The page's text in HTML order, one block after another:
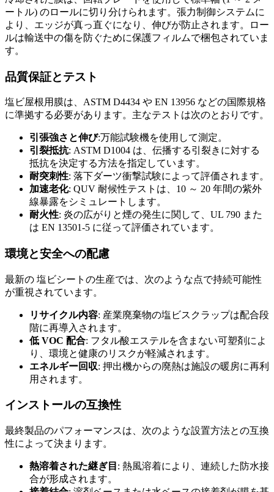
ートル) のロールに切り分けられます。張力制御システムに
より、エッジが真っ直ぐになり、伸びが防止されます。ロー
ルは輸送中の傷を防ぐために保護フィルムで梱包されていま
す。
品質保証とテスト
塩ビ屋根用膜は、ASTM D4434 や EN 13956 などの国際規格
に準拠する必要があります。主なテストは次のとおりです。
引張強さと伸び:万能試験機を使用して測定。
引裂抵抗: ASTM D1004 は、伝播する引裂きに対する
抵抗を決定する方法を指定しています。
耐突刺性: 落下ダーツ衝撃試験によって評価されます。
加速老化: QUV 耐候性テストは、10 ～ 20 年間の紫外
線暴露をシミュレートします。
耐火性: 炎の広がりと煙の発生に関して、UL 790 また
は EN 13501-5 に従って評価されています。
環境と安全への配慮
最新の 塩ビシートの生産では、次のような点で持続可能性
が重視されています。
リサイクル内容: 産業廃棄物の塩ビスクラップは配合段
階に再導入されます。
低 VOC 配合: フタル酸エステルを含まない可塑剤によ
り、環境と健康のリスクが軽減されます。
エネルギー回収: 押出機からの廃熱は施設の暖房に再利
用されます。
インストールの互換性
最終製品のパフォーマンスは、次のような設置方法との互換
性によって決まります。
熱溶着された継ぎ目 : 熱風溶着により、連続した防水接
合が形成されます。